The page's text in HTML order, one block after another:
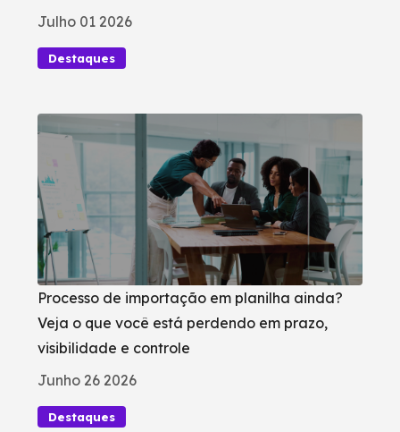
Julho 01 2026
Destaques
Processo de importação em planilha ainda?
Veja o que você está perdendo em prazo,
visibilidade e controle
Junho 26 2026
Destaques